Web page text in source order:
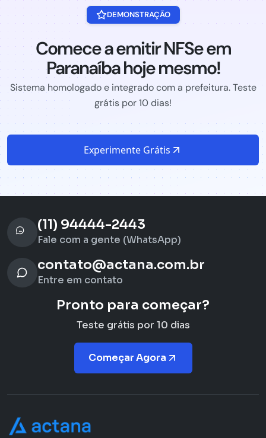
DEMONSTRAÇÃO
Comece a emitir NFSe em
Paranaíba hoje mesmo!
Sistema homologado e integrado com a prefeitura. Teste
grátis por 10 dias!
Experimente Grátis
(11) 94444-2443
Fale com a gente (WhatsApp)
contato@actana.com.br
Entre em contato
Pronto para começar?
Teste grátis por 10 dias
Começar Agora